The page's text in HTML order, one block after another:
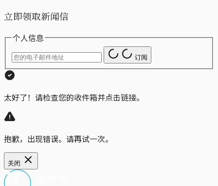
立即领取新闻信
个人信息
订阅
太好了！请检查您的收件箱并点击链接。
抱歉，出现错误。请再试一次。
关闭